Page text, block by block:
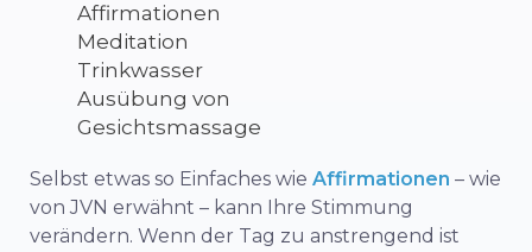
Affirmationen
Meditation
Trinkwasser
Ausübung von
Gesichtsmassage
Selbst etwas so Einfaches wie Affirmationen – wie
von JVN erwähnt – kann Ihre Stimmung
verändern. Wenn der Tag zu anstrengend ist